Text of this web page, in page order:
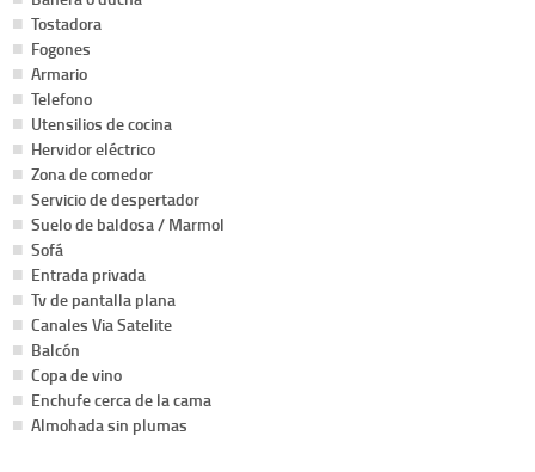
Tostadora
Fogones
Armario
Telefono
Utensilios de cocina
Hervidor eléctrico
Zona de comedor
Servicio de despertador
Suelo de baldosa / Marmol
Sofá
Entrada privada
Tv de pantalla plana
Canales Via Satelite
Balcón
Copa de vino
Enchufe cerca de la cama
Almohada sin plumas